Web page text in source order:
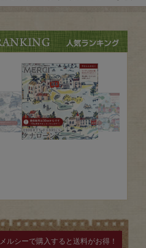
メルシーで購入すると送料がお得！